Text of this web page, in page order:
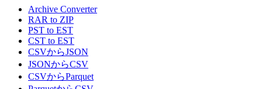
Archive Converter
RAR to ZIP
PST to EST
CST to EST
CSVからJSON
JSONからCSV
CSVからParquet